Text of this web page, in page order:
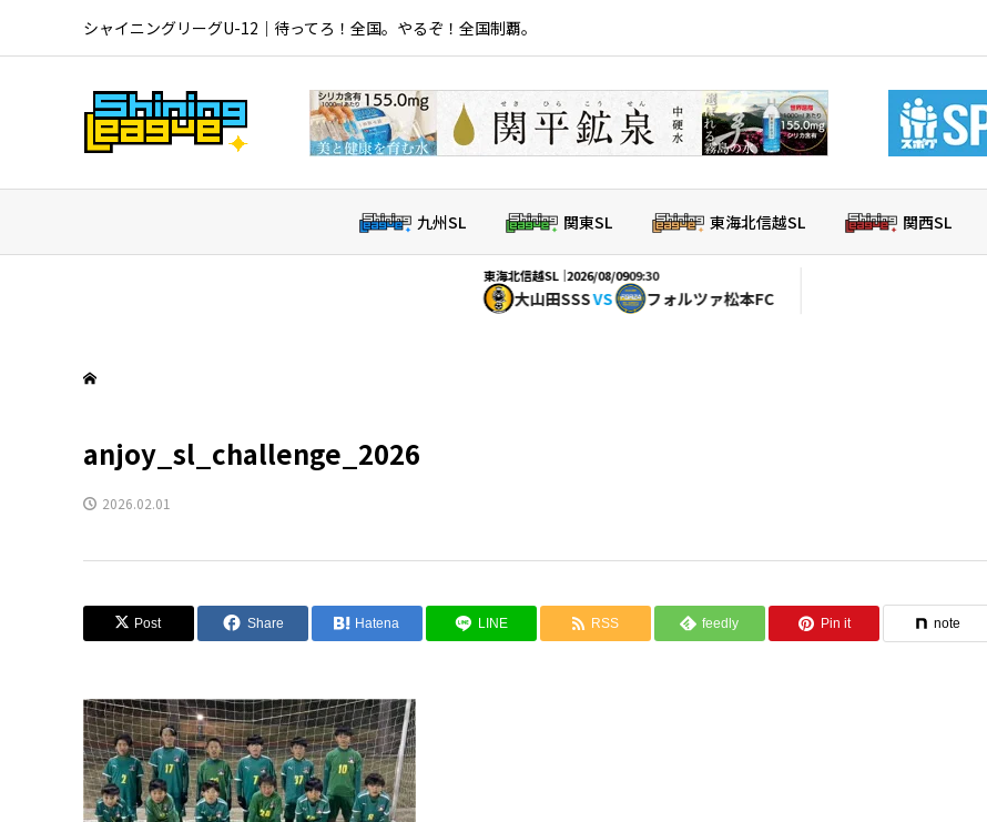
シャイニングリーグU-12｜待ってろ！全国。やるぞ！全国制覇。
九州SL 関東SL 東海北信越SL 関西SL
東海北信越SL｜2026/08/09 09:30
大山田SSSVS フォルツァ松本FC
anjoy_sl_challenge_2026
2026.02.01
Post Share Hatena LINE RSS feedly Pin it note